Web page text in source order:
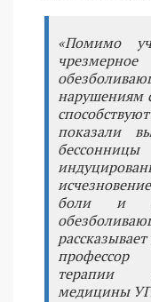
«Помимо
нарушениям
показали
боли и
терапии
медицины